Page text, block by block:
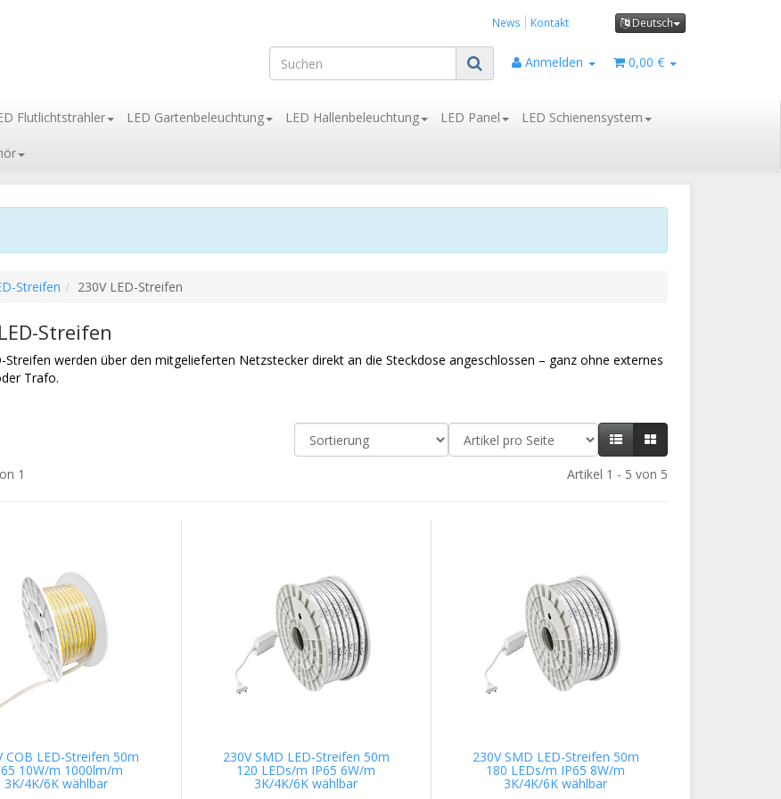
Deutsch
News Kontakt
Anmelden 0,00 €
Flutlichtstrahler LED Gartenbeleuchtung LED Hallenbeleuchtung LED Panel LED Schienensystem
Streifen 230V LED-Streifen
Streifen
Streifen werden über den mitgelieferten Netzstecker direkt an die Steckdose angeschlossen – ganz ohne externes
Trafo.
1 Artikel 1 - 5 von 5
COB LED-Streifen 50m
10W/m 1000lm/m
3K/4K/6K wählbar
230V SMD LED-Streifen 50m
120 LEDs/m IP65 6W/m
3K/4K/6K wählbar
230V SMD LED-Streifen 50m
180 LEDs/m IP65 8W/m
3K/4K/6K wählbar